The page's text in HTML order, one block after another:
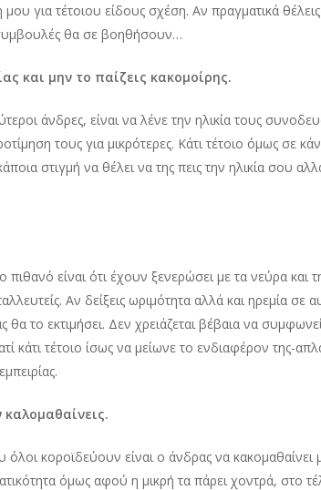
για τέτοιου είδους σχέση. Αν πραγματικά
θα σε βοηθήσουν…
και μην το παίζεις κακομοίρης.
άνδρες, είναι να λένε την ηλικία τους
τους για μικρότερες. Κάτι τέτοιο όμως σε
στιγμή να θέλει να της πεις την ηλικία σου
πιθανό είναι ότι έχουν ξενερώσει με τα νεύρα και
Αν δείξεις ωριμότητα αλλά και ηρεμία
το εκτιμήσει. Δεν χρειάζεται βέβαια να
κάτι τέτοιο ίσως να μείωνε το ενδιαφέρον της-
κοροϊδεύουν είναι ο άνδρας να κακομαθαίνει
όμως αφού η μικρή τα πάρει χοντρά, στο